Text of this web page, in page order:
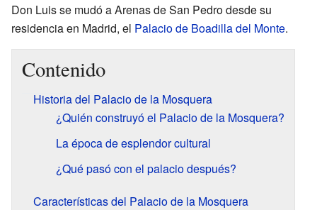
Don Luis se mudó a Arenas de San Pedro desde su
residencia en Madrid, el Palacio de Boadilla del Monte.
Contenido
Historia del Palacio de la Mosquera
¿Quién construyó el Palacio de la Mosquera?
La época de esplendor cultural
¿Qué pasó con el palacio después?
Características del Palacio de la Mosquera